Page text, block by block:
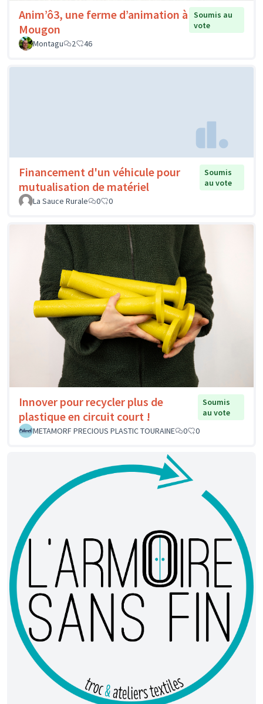
Anim’ô3, une ferme d’animation à
Mougon
Soumis au
vote
Montagu
2 46
Financement d'un véhicule pour
mutualisation de matériel
Soumis
au vote
La Sauce Rurale
0 0
Innover pour recycler plus de
plastique en circuit court !
Soumis
au vote
METAMORF PRECIOUS PLASTIC TOURAINE
0 0